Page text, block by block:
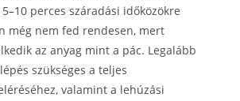
perces száradási időközökre
még nem fed rendesen, mert
az anyag mint a pác. Legalább
szükséges a teljes
valamint a lehúzási